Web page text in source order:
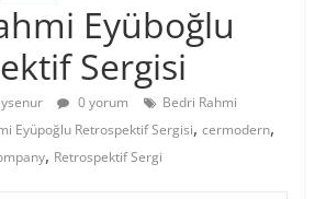
Eyüboğlu
Sergisi
0 yorum
Bedri Rahmi
Eyüpoğlu Retrospektif Sergisi, cermodern,
, Retrospektif Sergi